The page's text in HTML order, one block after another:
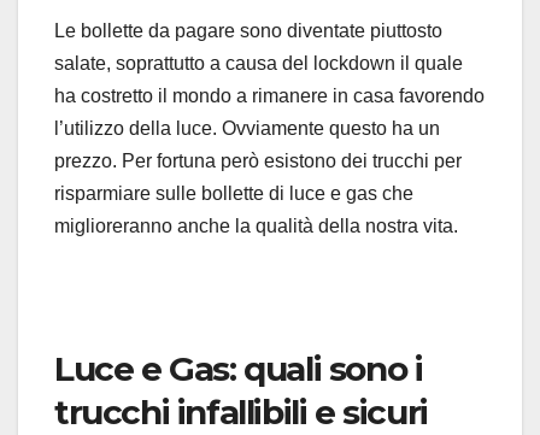
Le bollette da pagare sono diventate piuttosto
salate, soprattutto a causa del lockdown il quale
ha costretto il mondo a rimanere in casa favorendo
l’utilizzo della luce. Ovviamente questo ha un
prezzo. Per fortuna però esistono dei trucchi per
risparmiare sulle bollette di luce e gas che
miglioreranno anche la qualità della nostra vita.
Luce e Gas: quali sono i
trucchi infallibili e sicuri